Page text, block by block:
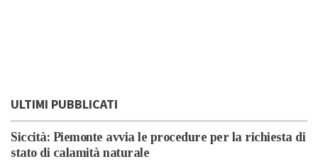
ULTIMI PUBBLICATI
Siccità: Piemonte avvia le procedure per la richiesta di
stato di calamità naturale